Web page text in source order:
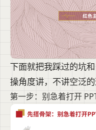
下面就把我踩过的坑
操角度讲，不讲空泛的
第一步：别急着打开